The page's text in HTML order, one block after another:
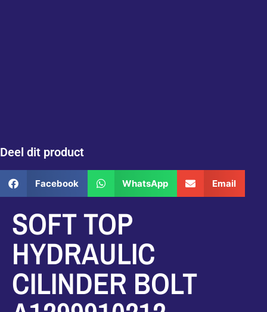
Deel dit product
Facebook WhatsApp Email
SOFT TOP
HYDRAULIC
CILINDER BOLT